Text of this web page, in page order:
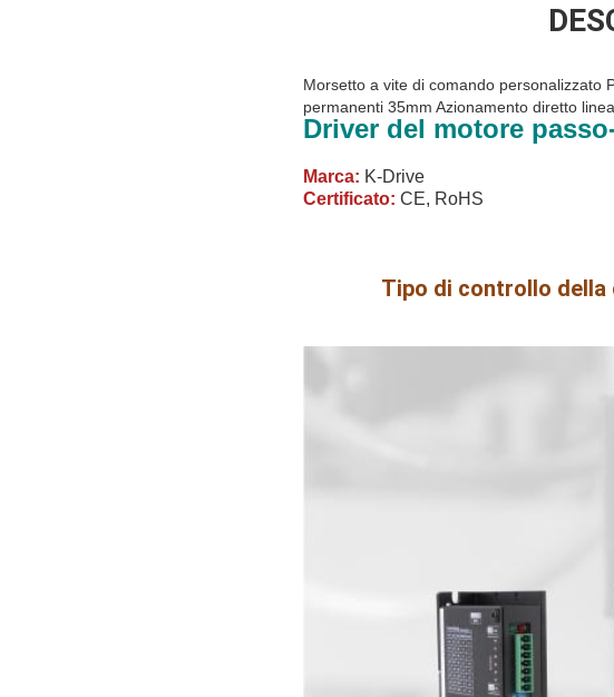
Morsetto a vite di comando personalizzato
permanenti 35mm Azionamento diretto
Driver del motore
Marca: K-Drive
Certificato: CE, RoHS
Tipo di controllo della